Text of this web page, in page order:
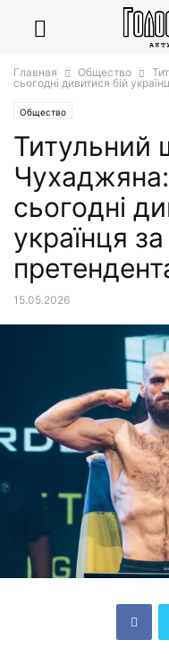
Главная Общество
сьогодні дивитися бій
Общество
Титульний
сьогодні
українця
15.05.2026